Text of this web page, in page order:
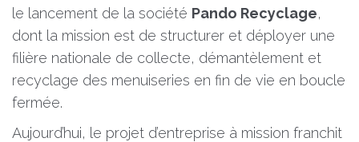
le lancement de la société Pando Recyclage,
dont la mission est de structurer et déployer une
filière nationale de collecte, démantèlement et
recyclage des menuiseries en fin de vie en boucle
fermée.
Aujourd’hui, le projet d’entreprise à mission franchit